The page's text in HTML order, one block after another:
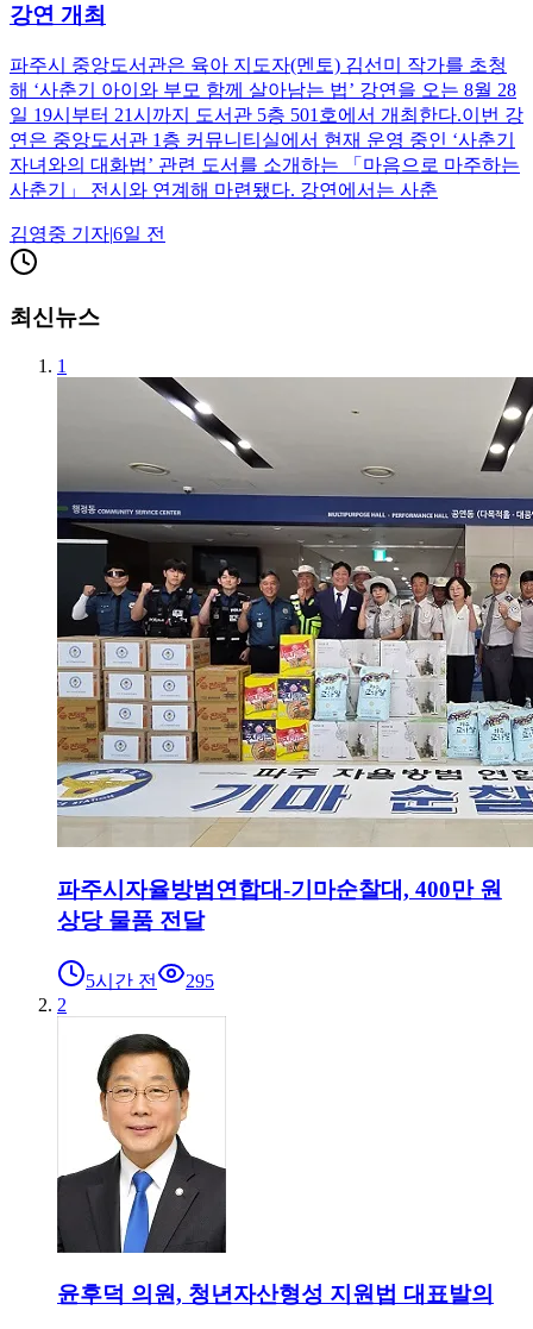
강연 개최
파주시 중앙도서관은 육아 지도자(멘토) 김선미 작가를 초청
해 ‘사춘기 아이와 부모 함께 살아남는 법’ 강연을 오는 8월 28
일 19시부터 21시까지 도서관 5층 501호에서 개최한다.이번 강
연은 중앙도서관 1층 커뮤니티실에서 현재 운영 중인 ‘사춘기
자녀와의 대화법’ 관련 도서를 소개하는 「마음으로 마주하는
사춘기」 전시와 연계해 마련됐다. 강연에서는 사춘
김영중 기자|6일 전
최신뉴스
1
파주시자율방범연합대-기마순찰대, 400만 원
상당 물품 전달
5시간 전
295
2
윤후덕 의원, 청년자산형성 지원법 대표발의